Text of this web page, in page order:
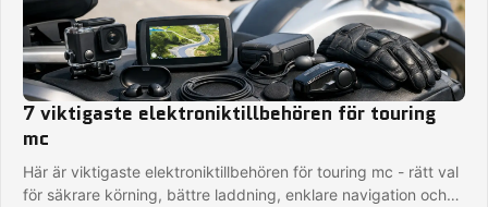
7 viktigaste elektroniktillbehören för touring
mc
Här är viktigaste elektroniktillbehören för touring mc - rätt val
för säkrare körning, bättre laddning, enklare navigation och